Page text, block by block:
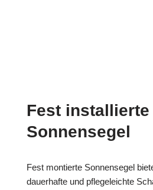
Fest installierte
Sonnensegel
Fest montierte Sonnensegel
dauerhafte und pflegeleichte